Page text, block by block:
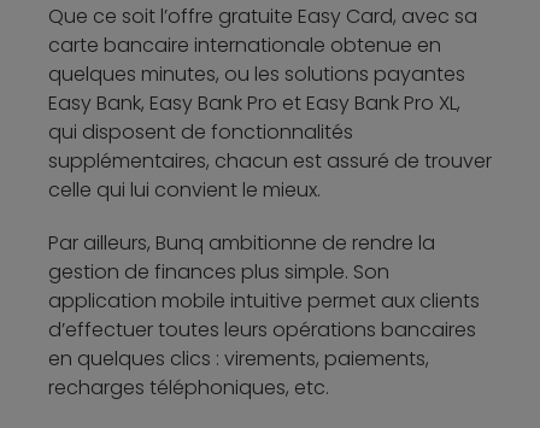
Que ce soit l’offre gratuite Easy Card, avec sa
carte bancaire internationale obtenue en
quelques minutes, ou les solutions payantes
Easy Bank, Easy Bank Pro et Easy Bank Pro XL,
qui disposent de fonctionnalités
supplémentaires, chacun est assuré de trouver
celle qui lui convient le mieux.
Par ailleurs, Bunq ambitionne de rendre la
gestion de finances plus simple. Son
application mobile intuitive permet aux clients
d’effectuer toutes leurs opérations bancaires
en quelques clics : virements, paiements,
recharges téléphoniques, etc.